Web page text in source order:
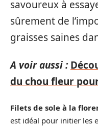
savoureux à
sûrement de
graisses saines
A voir aussi :
du chou fleur
Filets de sole à la
est idéal pour initier les